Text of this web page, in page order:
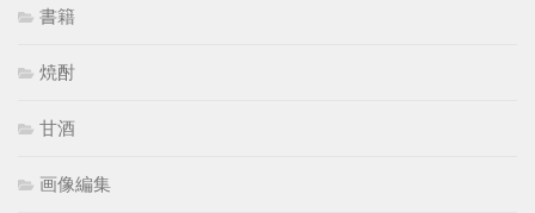
書籍
焼酎
甘酒
画像編集